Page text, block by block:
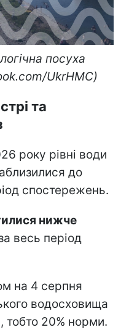
посуха
UkrHMC)
та
року рівні води
до
спостережень.
нижче
весь період
на 4 серпня
водосховища
тобто 20% норми.